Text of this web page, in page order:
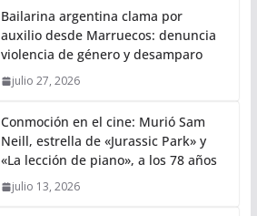
Bailarina argentina clama por
auxilio desde Marruecos: denuncia
violencia de género y desamparo
julio 27, 2026
Conmoción en el cine: Murió Sam
Neill, estrella de «Jurassic Park» y
«La lección de piano», a los 78 años
julio 13, 2026